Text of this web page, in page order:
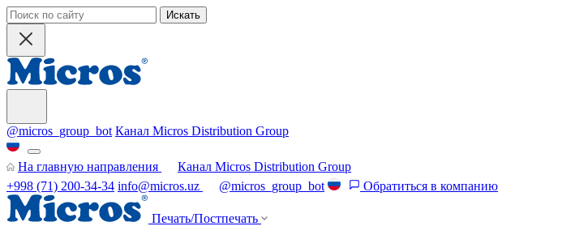
Искать
@micros_group_bot Канал Micros Distribution Group
На главную направления
Канал Micros Distribution Group
+998 (71) 200-34-34 info@micros.uz @micros_group_bot Обратиться в компанию
Печать/Постпечать